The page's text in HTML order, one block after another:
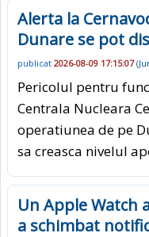
Alerta la
Dunare se pot
publicat 2026-08-09 17:15:07(
Pericolul pentru
Centrala Nucleara
operatiunea de pe
sa creasca nivelul
Un Apple Watch
a schimbat